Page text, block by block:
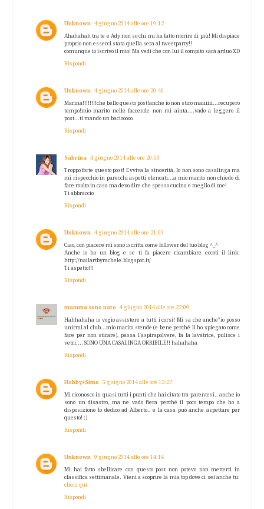
Unknown 4 giugno 2014 alle ore 19:12
Ahahahah tra te e Ady non so chi mi ha fatto morire di più! Mi dispiace
proprio non esserci stata quella sera al tweetparty!!
comunque io iscrivo il mio! Ma vedi che con lui il compito sarà arduo XD
Rispondi
Unknown 4 giugno 2014 alle ore 20:46
Marina!!!!!!!!che bello questo post!anche io non stiro maiiiiii...recupero
tempo!mio marito nelle faccende non mi aiuta....vado a leggere il
post...ti mando un baciooooo
Rispondi
Sabrina 4 giugno 2014 alle ore 20:59
Troppo forte questo post! Evviva la sincerità. Io non sono casalinga ma
mi rispecchio in parecchi aspetti elencati...a mio marito non chiedo di
fare molto in casa ma devo dire che spesso cucina e meglio di me!
Ti abbraccio
Rispondi
Unknown 4 giugno 2014 alle ore 21:03
Ciao, con piacere mi sono iscritta come follower del tuo blog ^_^
Anche io ho un blog e se ti fa piacere ricambiare eccoti il link:
http://nailartbyrachele.blogspot.it/
Ti aspetto!!!
Rispondi
mamma sono nato 4 giugno 2014 alle ore 22:09
Hahhahaha io vogio assistere a tutti i corsi! Mi sa che anche"io posso
unirmi al club...mio marito stende (e bene perché li ho spiegato come
fare per non stirare), passa l'aspirapolvere, fa la lavatrice, pulisce i
vetri.... SONO UNA CASALINGA ORRIBILE!! hahahaha
Rispondi
HobbysSimo 5 giugno 2014 alle ore 12:27
Mi riconosco in quasi tutti i punti che hai citato tra parentesi.. anche io
sono un disastro, ma ne vado fiera perché il poco tempo che ho a
disposizione lo dedico ad Alberto.. e la casa può anche aspettare per
questo! :)
Rispondi
Unknown 9 giugno 2014 alle ore 14:14
Mi hai fatto sbellicare con questo post non potevo non metterti in
classifica settimanale. Vieni a scoprire la mia top dove ci sei anche tu:
clicca qui
Rispondi